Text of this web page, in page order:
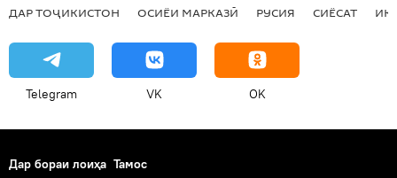
ДАР ТОҶИКИСТОН ОСИЁИ МАРКАЗӢ РУСИЯ СИЁСАТ
Telegram VK OK
Дар бораи лоиҳа Тамос